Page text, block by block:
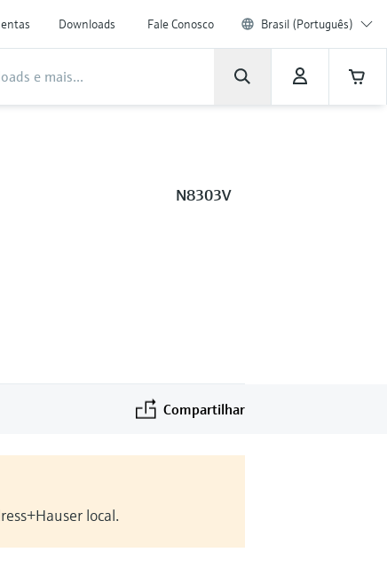
Downloads Fale Conosco Brasil (Português)
N8303V
Compartilhar
local.